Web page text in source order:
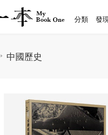
中國歷史
分類 發現